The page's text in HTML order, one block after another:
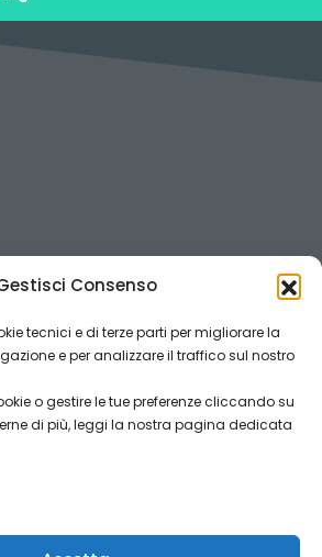
Consenso
tecnici e di terze parti per migliorare la
e per analizzare il traffico sul nostro
o gestire le tue preferenze cliccando su
di più, leggi la nostra pagina dedicata
COOKIES